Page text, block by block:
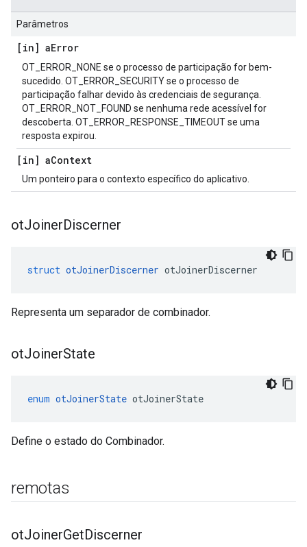
Parâmetros
[in] aError
OT_ERROR_NONE se o processo de participação for bem-
sucedido. OT_ERROR_SECURITY se o processo de
participação falhar devido às credenciais de segurança.
OT_ERROR_NOT_FOUND se nenhuma rede acessível for
descoberta. OT_ERROR_RESPONSE_TIMEOUT se uma
resposta expirou.
[in] aContext
Um ponteiro para o contexto específico do aplicativo.
otJoinerDiscerner
struct otJoinerDiscerner otJoinerDiscerner
Representa um separador de combinador.
otJoinerState
enum otJoinerState otJoinerState
Define o estado do Combinador.
remotas
otJoinerGetDiscerner